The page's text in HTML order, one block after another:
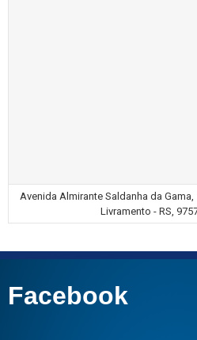
Avenida Almirante Saldanha da
Livramento - RS,
Facebook